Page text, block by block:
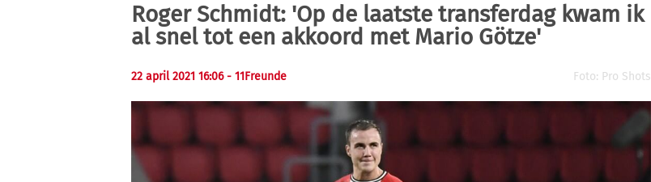
Roger Schmidt: 'Op de laatste transferdag kwam ik
al snel tot een akkoord met Mario Götze'
22 april 2021 16:06- 11Freunde Foto: Pro Shots